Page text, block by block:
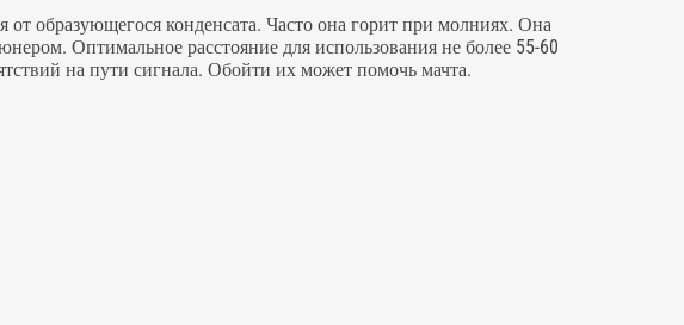
образующегося конденсата. Часто она горит при молниях. Она
Оптимальное расстояние для использования не более 55-60
на пути сигнала. Обойти их может помочь мачта.